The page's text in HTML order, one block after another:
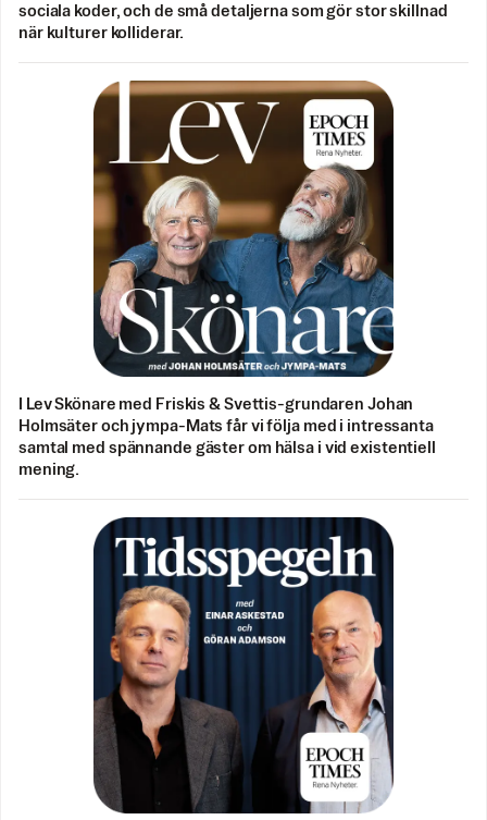
sociala koder, och de små detaljerna som gör stor skillnad
när kulturer kolliderar.
I Lev Skönare med Friskis & Svettis-grundaren Johan
Holmsäter och jympa-Mats får vi följa med i intressanta
samtal med spännande gäster om hälsa i vid existentiell
mening.